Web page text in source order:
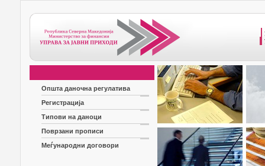
Општа даночна регулатива
Регистрација
Типови на даноци
Поврзани прописи
Меѓународни договори